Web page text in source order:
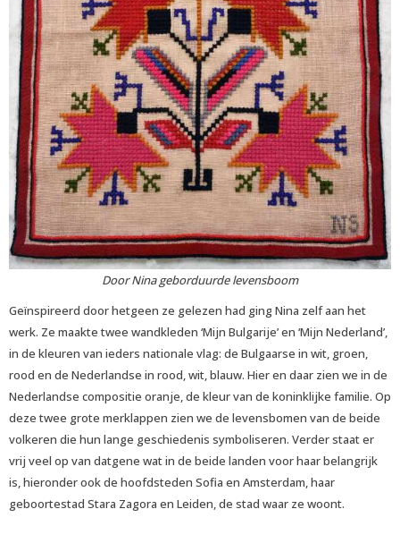
Door Nina geborduurde levensboom
Geïnspireerd door hetgeen ze gelezen had ging Nina zelf aan het
werk. Ze maakte twee wandkleden ‘Mijn Bulgarije’ en ‘Mijn Nederland’,
in de kleuren van ieders nationale vlag: de Bulgaarse in wit, groen,
rood en de Nederlandse in rood, wit, blauw. Hier en daar zien we in de
Nederlandse compositie oranje, de kleur van de koninklijke familie. Op
deze twee grote merklappen zien we de levensbomen van de beide
volkeren die hun lange geschiedenis symboliseren. Verder staat er
vrij veel op van datgene wat in de beide landen voor haar belangrijk
is, hieronder ook de hoofdsteden Sofia en Amsterdam, haar
geboortestad Stara Zagora en Leiden, de stad waar ze woont.